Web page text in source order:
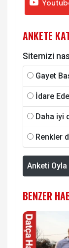
ANKETE
Sitemizi
Gayet
İdare
Daha iyi
Renkler
Anketi Oyla
BENZER